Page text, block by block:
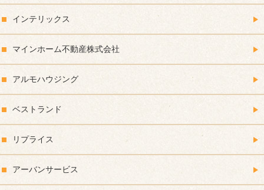
インテリックス
マインホーム不動産株式会社
アルモハウジング
ベストランド
リプライス
アーバンサービス